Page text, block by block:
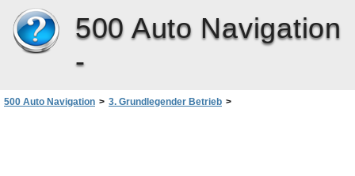
500 Auto Navigation
-
500 Auto Navigation > 3. Grundlegender Betrieb >